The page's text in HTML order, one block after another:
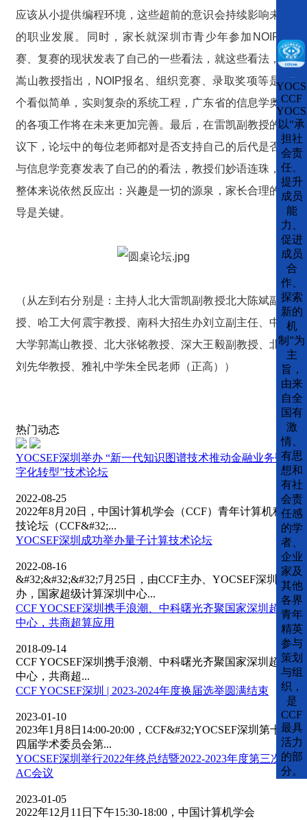
应该从小提供编程环境，这些超前的意识会持续影响未来
的职业发展。同时，家长就深圳市青少年参加NOIP初
赛、复赛的现状发表了自己的一些看法，就这些看法，郭
嵩山教授指出，NOIP报名、组织竞赛、录取奖项等是一
个看似简单，实则复杂的系统工程，广东省的信息学奥赛
的各项工作将在未来更加完善。最后，在雷凯副教授的提
议下，论坛中的每位老师都对是否支持自己的后代是否参
与信息学竞赛发表了自己的的看法，教授们妙语连珠，从
整体来说依然反应出：兴趣是一切的源泉，家长合理的引
导是关键。
（从左到右分别是：主持人北大雷凯副教授北大陈斌副教
授、哈工大何震宇教授、南科大招生办刘立副主任、中山
大学郭嵩山教授、北大张铭教授、深大王毅副教授、北大
刘先华教授、雅礼中学朱全民老师（正高））
热门动态
YOCSEF深圳举办 “新一代知识图谱技术推动金融业务数
字化转型”技术论坛
2022-08-25
2022年8月20日，中国计算机学会（CCF）青年计算机科
技论坛（CCF&#32;...
YOCSEF深圳成功举办量子计算技术论坛
2022-08-16
&#32;&#32;&#32;7月25日，由CCF主办、YOCSEF深圳承
办，国家超级计算深圳中心...
CCF YOCSEF深圳携手浪潮、中科曙光齐聚国家深圳超算
中心，共商超算应用
2018-09-14
CCF YOCSEF深圳携手浪潮、中科曙光齐聚国家深圳超算
中心，共商超...
CCF YOCSEF深圳 | 2023-2024年度换届选举圆满结束
2023-01-10
2023年1月8日14:00-20:00，CCF&#32;YOCSEF深圳第十
四届学术委员会第...
YOCSEF深圳举行2022年终总结暨2022-2023年度第三次
AC会议
2023-01-05
2022年12月11日下午15:30-18:00，中国计算机学会
CCF
以“承
担社
会责
任、
提升
成员
能
力、
促进
成员
合
作、
探索
新的
机
制”为
主
旨，
由来
自全
国有
激
情、
有思
想和
有社
会责
任感
的学
者、
企业
家及
其他
各界
青年
精英
参与
策划
与组
织，
是
CCF
最具
活力
的部
分。